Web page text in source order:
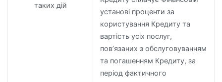
таких дій
установі проценти за
користування Кредиту та
вартість усіх послуг,
пов’язаних з обслуговуванням
та погашенням Кредиту, за
період фактичного